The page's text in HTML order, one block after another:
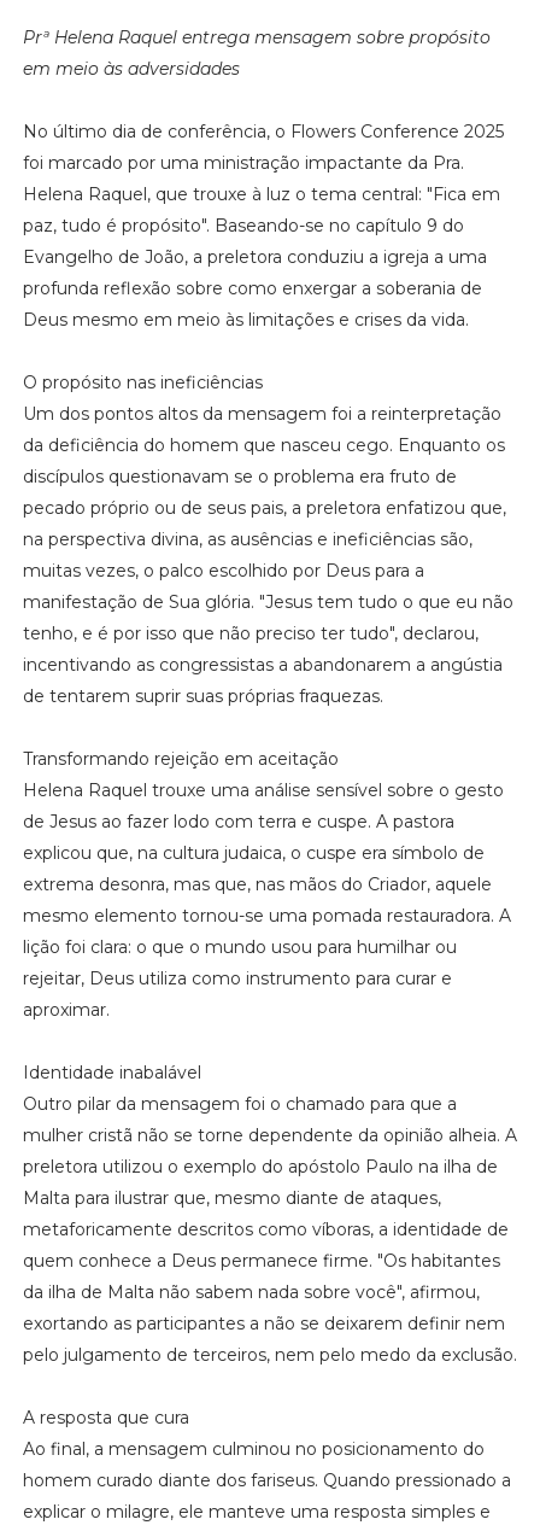
Prª Helena Raquel entrega mensagem sobre propósito
em meio às adversidades
No último dia de conferência, o Flowers Conference 2025
foi marcado por uma ministração impactante da Pra.
Helena Raquel, que trouxe à luz o tema central: "Fica em
paz, tudo é propósito". Baseando-se no capítulo 9 do
Evangelho de João, a preletora conduziu a igreja a uma
profunda reflexão sobre como enxergar a soberania de
Deus mesmo em meio às limitações e crises da vida.
O propósito nas ineficiências
Um dos pontos altos da mensagem foi a reinterpretação
da deficiência do homem que nasceu cego. Enquanto os
discípulos questionavam se o problema era fruto de
pecado próprio ou de seus pais, a preletora enfatizou que,
na perspectiva divina, as ausências e ineficiências são,
muitas vezes, o palco escolhido por Deus para a
manifestação de Sua glória. "Jesus tem tudo o que eu não
tenho, e é por isso que não preciso ter tudo", declarou,
incentivando as congressistas a abandonarem a angústia
de tentarem suprir suas próprias fraquezas.
Transformando rejeição em aceitação
Helena Raquel trouxe uma análise sensível sobre o gesto
de Jesus ao fazer lodo com terra e cuspe. A pastora
explicou que, na cultura judaica, o cuspe era símbolo de
extrema desonra, mas que, nas mãos do Criador, aquele
mesmo elemento tornou-se uma pomada restauradora. A
lição foi clara: o que o mundo usou para humilhar ou
rejeitar, Deus utiliza como instrumento para curar e
aproximar.
Identidade inabalável
Outro pilar da mensagem foi o chamado para que a
mulher cristã não se torne dependente da opinião alheia. A
preletora utilizou o exemplo do apóstolo Paulo na ilha de
Malta para ilustrar que, mesmo diante de ataques,
metaforicamente descritos como víboras, a identidade de
quem conhece a Deus permanece firme. "Os habitantes
da ilha de Malta não sabem nada sobre você", afirmou,
exortando as participantes a não se deixarem definir nem
pelo julgamento de terceiros, nem pelo medo da exclusão.
A resposta que cura
Ao final, a mensagem culminou no posicionamento do
homem curado diante dos fariseus. Quando pressionado a
explicar o milagre, ele manteve uma resposta simples e